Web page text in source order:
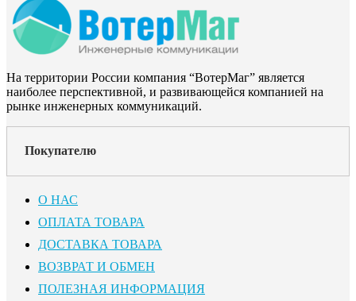
На территории России компания “ВотерМаг” является
наиболее перспективной, и развивающейся компанией на
рынке инженерных коммуникаций.
Покупателю
О НАС
ОПЛАТА ТОВАРА
ДОСТАВКА ТОВАРА
ВОЗВРАТ И ОБМЕН
ПОЛЕЗНАЯ ИНФОРМАЦИЯ